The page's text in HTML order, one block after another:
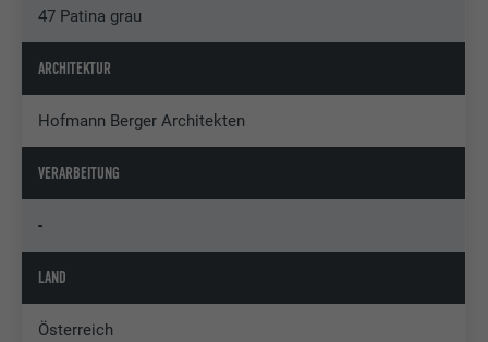
47 Patina grau
ARCHITEKTUR
Hofmann Berger Architekten
VERARBEITUNG
-
LAND
Österreich